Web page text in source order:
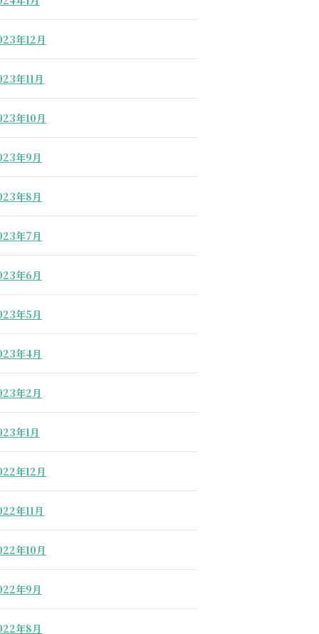
年12月
年11月
年10月
年9月
年8月
年7月
年6月
年5月
年4月
年2月
年1月
年12月
年11月
年10月
年9月
年8月